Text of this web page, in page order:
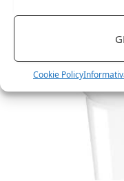
Cookie Policy